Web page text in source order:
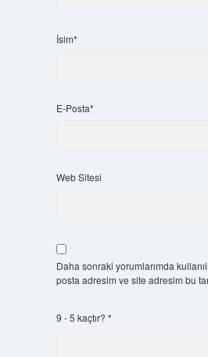
İsim*
E-Posta*
Web Sitesi
Daha sonraki yorumlarımda
posta adresim ve site adresim bu
9 - 5 kaçtır? *